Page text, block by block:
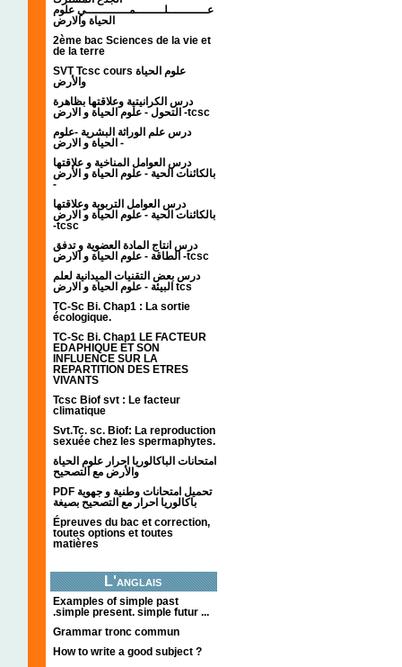
عـــــــــــلــــــــمــــــــــــي علوم
الحياة والارض
2ème bac Sciences de la vie et
de la terre
SVT Tcsc cours علوم الحياة
والأرض
درس الكرانيتية وعلاقتها بظاهرة
التحول - علوم الحياة و الارض -tcsc
درس علم الوراثة البشرية -علوم
الحياة و الارض -
درس العوامل المناخية و علاقتها
بالكائنات الحية - علوم الحياة و الأرض
-
درس العوامل التربوية وعلاقتها
بالكائنات الحية - علوم الحياة و الارض
-tcsc
درس انتاج المادة العضوية و تدفق
الطاقة - علوم الحياة و الارض -tcsc
درس بعض التقنيات الميدانية لعلم
البيئة - علوم الحياة و الارض tcs
TC-Sc Bi. Chap1 : La sortie
écologique.
TC-Sc Bi. Chap1 LE FACTEUR
EDAPHIQUE ET SON
INFLUENCE SUR LA
REPARTITION DES ETRES
VIVANTS
Tcsc Biof svt : Le facteur
climatique
Svt.Tc. sc. Biof: La reproduction
sexuée chez les spermaphytes.
امتحانات الباكالوريا احرار علوم الحياة
والأرض مع التصحيح
PDF تحميل امتحانات وطنية و جهوية
باكالوريا احرار مع التصحيح بصيغة
Épreuves du bac et correction,
toutes options et toutes
matières
L'anglais
Examples of simple past
.simple present. simple futur ...
Grammar tronc commun
How to write a good subject ?